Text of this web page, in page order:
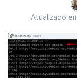
Atualizado